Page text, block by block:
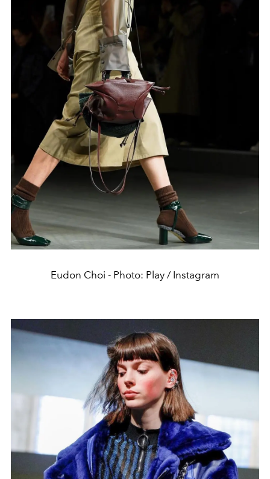
Eudon Choi - Photo: Play / Instagram